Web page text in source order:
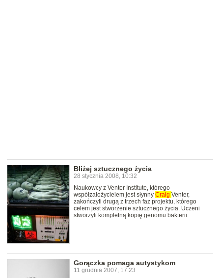
Bliżej sztucznego życia
28 stycznia 2008, 10:32
Naukowcy z Venter Institute, którego
współzałożycielem jest słynny Craig Venter,
zakończyli drugą z trzech faz projektu, którego
celem jest stworzenie sztucznego życia. Uczeni
stworzyli kompletną kopię genomu bakterii.
Gorączka pomaga autystykom
11 grudnia 2007, 17:23